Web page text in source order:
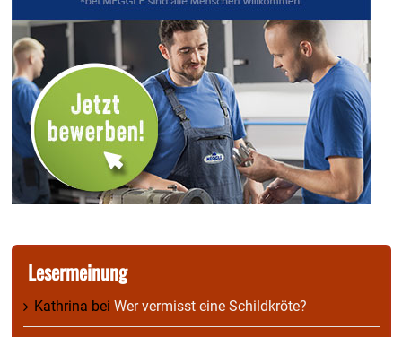
Lesermeinung
Kathrina bei Wer vermisst eine Schildkröte?